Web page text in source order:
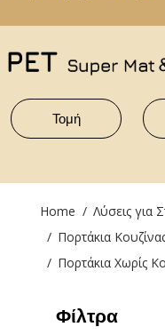
Τομή
You are here:
Home
Λύσεις για
Πορτάκια
Πορτάκια Χωρίς
Φίλτρα